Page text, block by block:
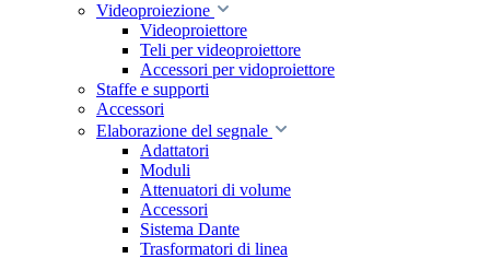
Videoproiezione
Videoproiettore
Teli per videoproiettore
Accessori per vidoproiettore
Staffe e supporti
Accessori
Elaborazione del segnale
Adattatori
Moduli
Attenuatori di volume
Accessori
Sistema Dante
Trasformatori di linea